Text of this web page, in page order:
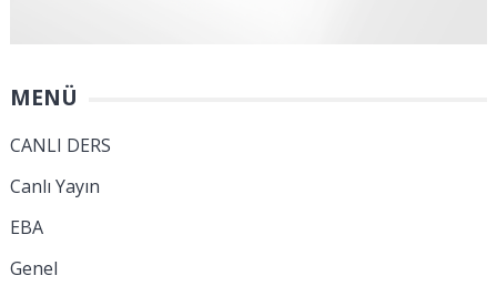
MENÜ
CANLI DERS
Canlı Yayın
EBA
Genel